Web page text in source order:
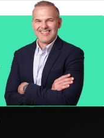
em
Continuada
querem
na técnica.
nos
da